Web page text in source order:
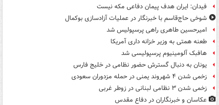
فیدان: ایران هدف پیمان دفاعی مکه نیست
شوخی حاج‌قاسم با خبرنگار در عملیات آزادسازی بوکمال
امیرحسین طاهری راهی پرسپولیس شد
طعنه همتی به وزیر خزانه داری آمریکا
هافبک آلومینیوم پرسپولیسی شد
یونان به دنبال گسترش حضور نظامی در خلیج فارس
زخمی شدن ۴ شهروند یمنی در حمله مزدوران سعودی
زخمی شدن ۳ نظامی لبنانی در زوطر غربی
عکاسان و خبرنگاران در دفاع مقدس